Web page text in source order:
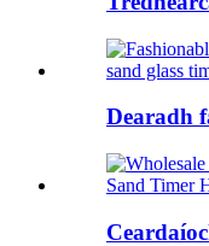
Dearadh